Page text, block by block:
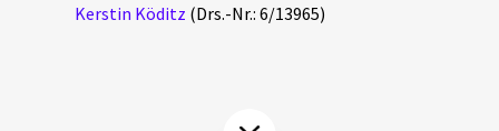
Kerstin Köditz (Drs.-Nr.: 6/13965)